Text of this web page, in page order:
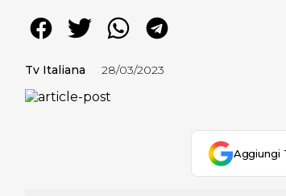
Tv Italiana 28/03/2023
Aggiungi